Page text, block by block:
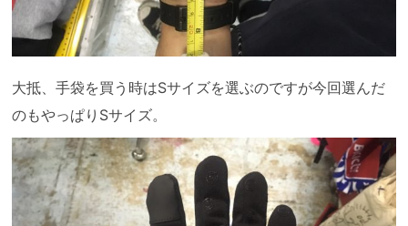
大抵、手袋を買う時はSサイズを選ぶのですが今回選んだ
のもやっぱりSサイズ。